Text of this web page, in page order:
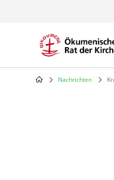
Nachrichten